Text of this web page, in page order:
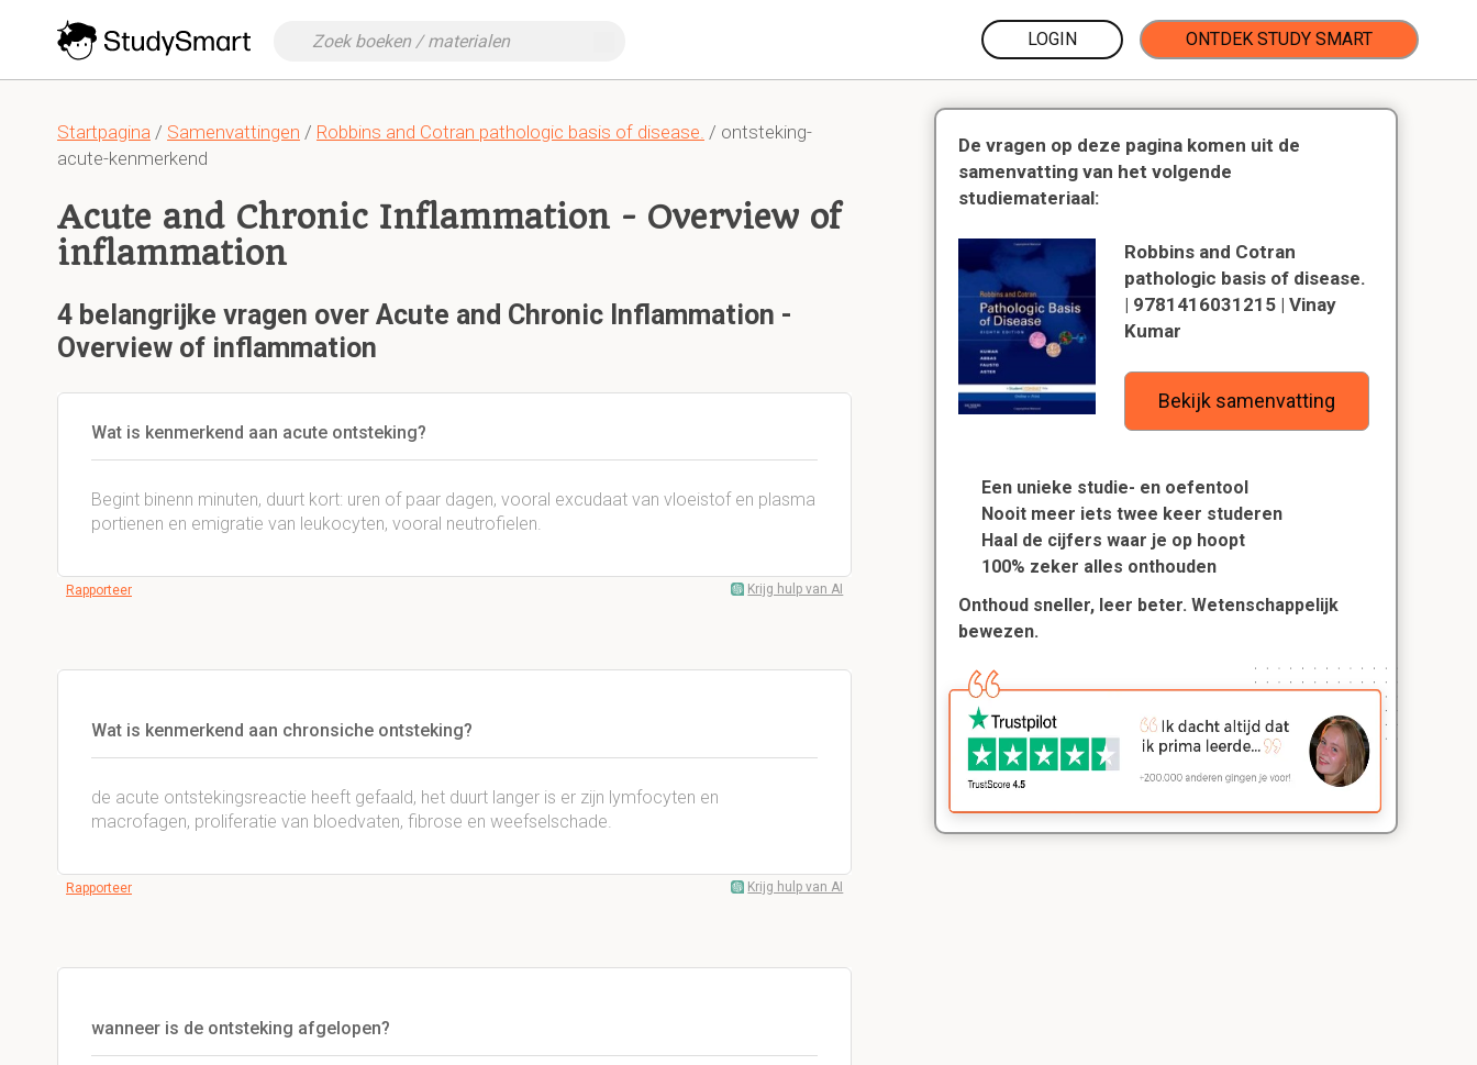
LOGIN ONTDEK STUDY SMART
Startpagina / Samenvattingen / Robbins and Cotran pathologic basis of disease. / ontsteking-
acute-kenmerkend
Acute and Chronic Inflammation - Overview of
inflammation
4 belangrijke vragen over Acute and Chronic Inflammation -
Overview of inflammation
Wat is kenmerkend aan acute ontsteking?
Begint binenn minuten, duurt kort: uren of paar dagen, vooral excudaat van vloeistof en plasma
portienen en emigratie van leukocyten, vooral neutrofielen.
Rapporteer Krijg hulp van AI
Wat is kenmerkend aan chronsiche ontsteking?
de acute ontstekingsreactie heeft gefaald, het duurt langer is er zijn lymfocyten en
macrofagen, proliferatie van bloedvaten, fibrose en weefselschade.
Rapporteer Krijg hulp van AI
wanneer is de ontsteking afgelopen?
De vragen op deze pagina komen uit de
samenvatting van het volgende
studiemateriaal:
Robbins and Cotran
pathologic basis of disease.
| 9781416031215 | Vinay
Kumar
Bekijk samenvatting
Een unieke studie- en oefentool
Nooit meer iets twee keer studeren
Haal de cijfers waar je op hoopt
100% zeker alles onthouden
Onthoud sneller, leer beter. Wetenschappelijk
bewezen.